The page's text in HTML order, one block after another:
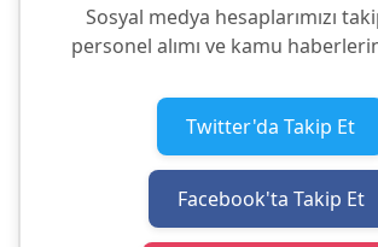
Sosyal medya hesaplarımızı
personel alımı ve kamu
Twitter'da Takip Et
Facebook'ta Takip Et